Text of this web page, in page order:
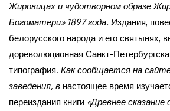
Жировицах и чудотворном образе
Богоматери» 1897 года. Издания,
белорусского народа и его святынях,
дореволюционная Санкт-
типография. Как сообщается на
заведения, в настоящее время
переиздания книги «Древнее